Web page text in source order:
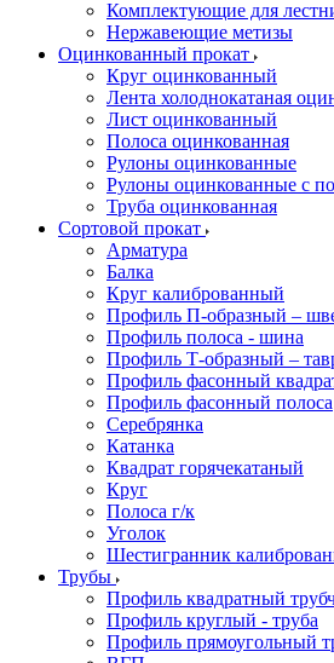
Комплектующие для
Нержавеющие метизы
Оцинкованный прокат
Круг оцинкованный
Лента холоднокатаная
Лист оцинкованный
Полоса оцинкованная
Рулоны оцинкованные
Рулоны оцинкованные с
Труба оцинкованная
Сортовой прокат
Арматура
Балка
Круг калиброванный
Профиль П-образный –
Профиль полоса - шина
Профиль Т-образный –
Профиль фасонный
Профиль фасонный полоса
Серебрянка
Катанка
Квадрат горячекатаный
Круг
Полоса г/к
Уголок
Шестигранник
Трубы
Профиль квадратный
Профиль круглый - труба
Профиль прямоугольный